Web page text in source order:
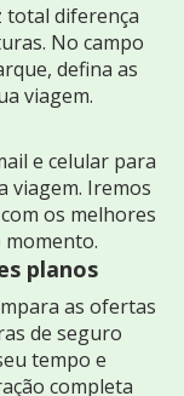
total diferença
No campo
defina as
viagem.
e celular para
viagem. Iremos
os melhores
planos
as ofertas
de seguro
tempo e
completa